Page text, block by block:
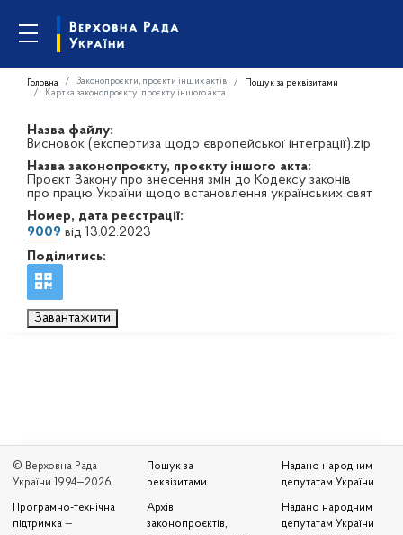
Головна Законопроєкти, проєкти інших актів
Пошук за реквізитами
Картка законопроєкту, проєкту іншого акта
Назва файлу:
Висновок (експертиза щодо європейської інтеграції).zip
Назва законопроєкту, проєкту іншого акта:
Проєкт Закону про внесення змін до Кодексу законів
про працю України щодо встановлення українських свят
Номер, дата реєстрації:
9009 від 13.02.2023
Поділитись:
Завантажити
© Верховна Рада
України 1994—2026
Програмно-технічна
підтримка —
Пошук за
реквізитами
Архів
законопроєктів,
Надано народним
депутатам України
Надано народним
депутатам України